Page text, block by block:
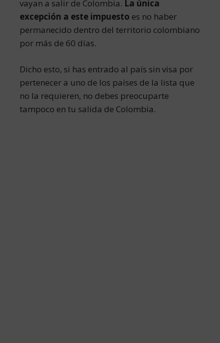
vayan a salir de Colombia. La única
excepción a este impuesto es no haber
permanecido dentro del territorio colombiano
por más de 60 días.
Dicho esto, si has entrado al país sin visa por
pertenecer a uno de los países de la lista que
no la requieren, no debes preocuparte
tampoco en tu salida de Colombia.